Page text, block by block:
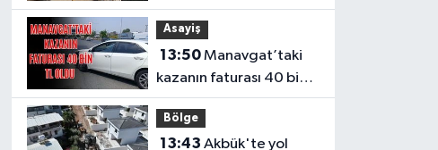
dereceyi gösterdi
Asayiş
13:50Manavgat’taki
kazanın faturası 40 bin
TL oldu
Bölge
13:43